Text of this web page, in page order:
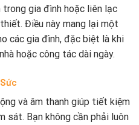
gia đình hoặc liên lạc
Điều này mang lại một
các gia đình, đặc biệt là khi
hoặc công tác dài ngày.
và âm thanh giúp tiết kiệm
sát. Bạn không cần phải luôn